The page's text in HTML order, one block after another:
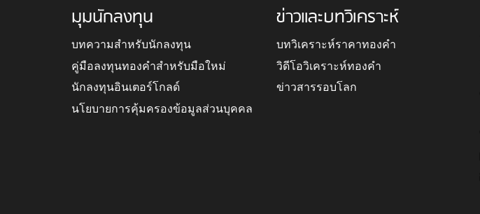
มุมนักลงทุน
บทความสำหรับนักลงทุน
คู่มือลงทุนทองคำสำหรับมือใหม่
นักลงทุนอินเตอร์โกลด์
นโยบายการคุ้มครองข้อมูลส่วนบุคคล
ข่าวและบทวิเคราะห์
บทวิเคราะห์ราคาทองคำ
วิดีโอวิเคราะห์ทองคำ
ข่าวสารรอบโลก